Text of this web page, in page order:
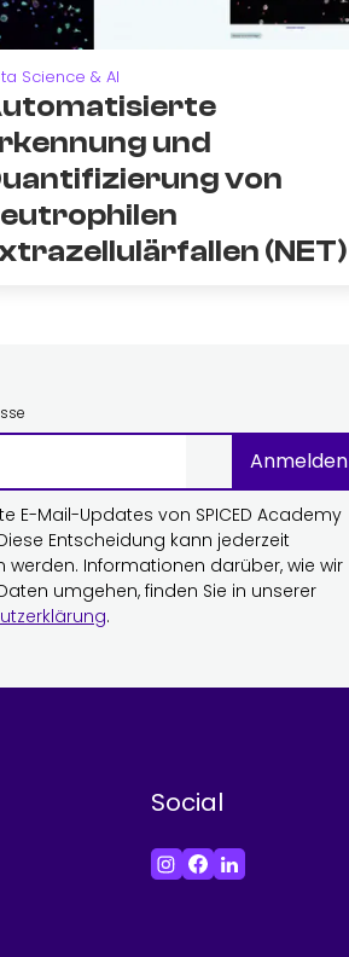
Science & AI
und
von
(NET)
Anmelden
E-Mail-Updates von SPICED Academy
Entscheidung kann jederzeit
werden. Informationen darüber, wie wir
umgehen, finden Sie in unserer
.
Social